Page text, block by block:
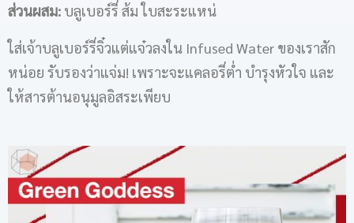
ส่วนผสม: บลูเบอร์รี่ ส้ม ใบสะระแหน่
ใส่เจ้าบลูเบอร์รี่จิ๋วแต่แจ๋วลงใน Infused Water ของเราสัก
หน่อย รับรองว่าแจ่ม! เพราะจะแคลอรี่ต่ำ บำรุงหัวใจ และ
ให้สารต้านอนุมูลอิสระเพียบ